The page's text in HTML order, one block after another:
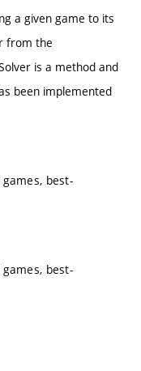
a given game to its
from the
is a method and
been implemented
best-
best-